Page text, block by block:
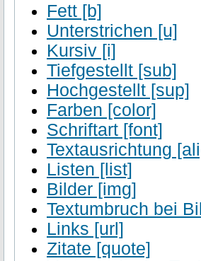
Fett [b]
Unterstrichen [u]
Kursiv [i]
Tiefgestellt [sub]
Hochgestellt [sup]
Farben [color]
Schriftart [font]
Textausrichtung
Listen [list]
Bilder [img]
Textumbruch bei
Links [url]
Zitate [quote]